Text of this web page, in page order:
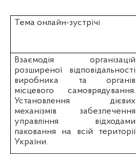
Тема онлайн-зустрічі
Взаємодія організацій
розширеної відповідальності
виробника та органів
місцевого самоврядування.
Установлення дієвих
механізмів забезпечення
управління відходами
паковання на всій території
України.